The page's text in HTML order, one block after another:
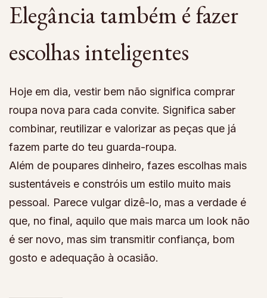
Elegância também é fazer
escolhas inteligentes
Hoje em dia, vestir bem não significa comprar
roupa nova para cada convite. Significa saber
combinar, reutilizar e valorizar as peças que já
fazem parte do teu guarda-roupa.
Além de poupares dinheiro, fazes escolhas mais
sustentáveis e constróis um estilo muito mais
pessoal. Parece vulgar dizê-lo, mas a verdade é
que, no final, aquilo que mais marca um look não
é ser novo, mas sim transmitir confiança, bom
gosto e adequação à ocasião.